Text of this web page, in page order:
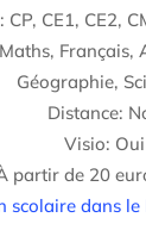
CP, CE1, CE2,
Français,
Géographie,
Distance:
Visio: Oui
partir de 20
scolaire dans